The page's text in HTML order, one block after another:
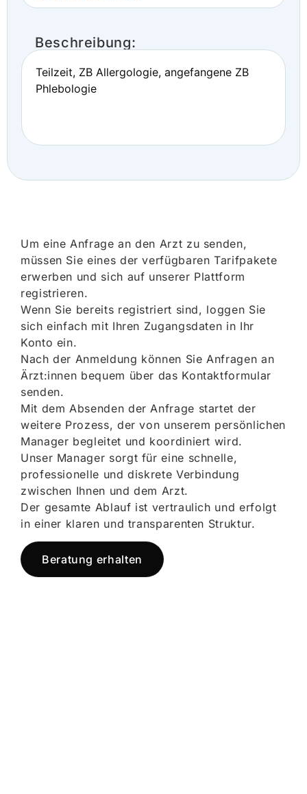
Beschreibung:
Teilzeit, ZB Allergologie, angefangene ZB
Phlebologie
Um eine Anfrage an den Arzt zu senden,
müssen Sie eines der verfügbaren Tarifpakete
erwerben und sich auf unserer Plattform
registrieren.
Wenn Sie bereits registriert sind, loggen Sie
sich einfach mit Ihren Zugangsdaten in Ihr
Konto ein.
Nach der Anmeldung können Sie Anfragen an
Ärzt:innen bequem über das Kontaktformular
senden.
Mit dem Absenden der Anfrage startet der
weitere Prozess, der von unserem persönlichen
Manager begleitet und koordiniert wird.
Unser Manager sorgt für eine schnelle,
professionelle und diskrete Verbindung
zwischen Ihnen und dem Arzt.
Der gesamte Ablauf ist vertraulich und erfolgt
in einer klaren und transparenten Struktur.
Beratung erhalten